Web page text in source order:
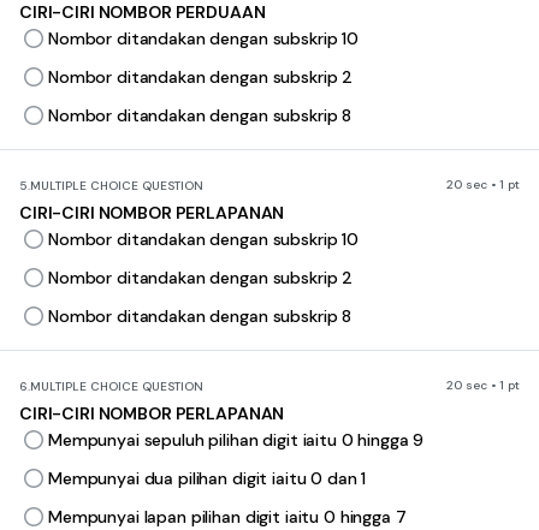
CIRI-CIRI NOMBOR PERDUAAN
Nombor ditandakan dengan subskrip 10
Nombor ditandakan dengan subskrip 2
Nombor ditandakan dengan subskrip 8
5.MULTIPLE CHOICE QUESTION 20 sec • 1 pt
CIRI-CIRI NOMBOR PERLAPANAN
Nombor ditandakan dengan subskrip 10
Nombor ditandakan dengan subskrip 2
Nombor ditandakan dengan subskrip 8
6.MULTIPLE CHOICE QUESTION 20 sec • 1 pt
CIRI-CIRI NOMBOR PERLAPANAN
Mempunyai sepuluh pilihan digit iaitu 0 hingga 9
Mempunyai dua pilihan digit iaitu 0 dan 1
Mempunyai lapan pilihan digit iaitu 0 hingga 7